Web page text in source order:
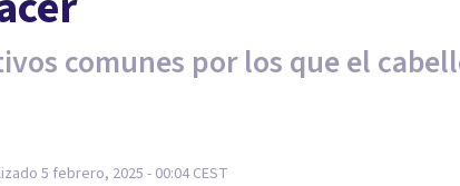
comunes por los que el
5 febrero, 2025 - 00:04 CEST